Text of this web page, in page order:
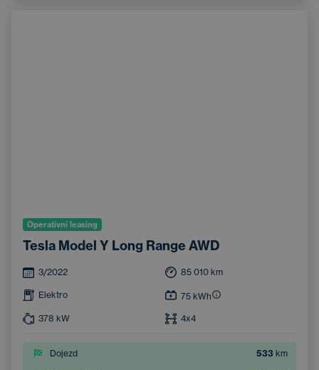
Operativní leasing
Tesla Model Y Long Range AWD
3/2022 85 010 km
Elektro 75 kWh
378 kW 4x4
Dojezd 533 km